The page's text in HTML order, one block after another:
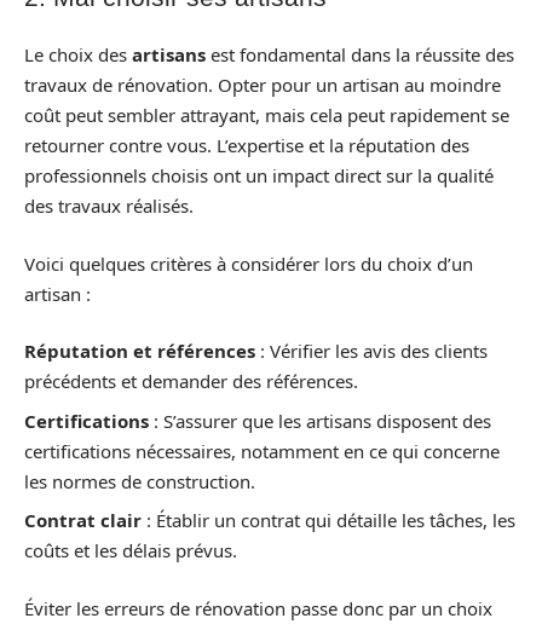
Le choix des artisans est fondamental dans la réussite des
travaux de rénovation. Opter pour un artisan au moindre
coût peut sembler attrayant, mais cela peut rapidement se
retourner contre vous. L’expertise et la réputation des
professionnels choisis ont un impact direct sur la qualité
des travaux réalisés.
Voici quelques critères à considérer lors du choix d’un
artisan :
Réputation et références : Vérifier les avis des clients
précédents et demander des références.
Certifications : S’assurer que les artisans disposent des
certifications nécessaires, notamment en ce qui concerne
les normes de construction.
Contrat clair : Établir un contrat qui détaille les tâches, les
coûts et les délais prévus.
Éviter les erreurs de rénovation passe donc par un choix